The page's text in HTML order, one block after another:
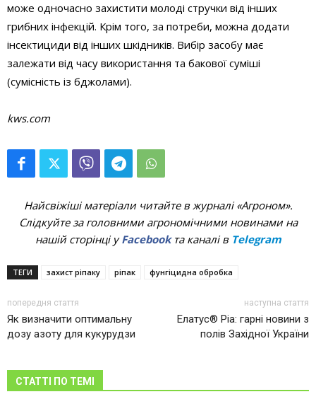
може одночасно захистити молоді стручки від інших
грибних інфекцій. Крім того, за потреби, можна додати
інсектициди від інших шкідників. Вибір засобу має
залежати від часу використання та бакової суміші
(сумісність із бджолами).
kws.com
Найсвіжіші матеріали читайте в журналі «Агроном».
Слідкуйте за головними агрономічними новинами на
нашій сторінці уFacebookта каналі в Telegram
ТЕГИ захист ріпаку ріпак фунгіцидна обробка
попередня стаття
Як визначити оптимальну
дозу азоту для кукурудзи
наступна стаття
Елатус® Ріа: гарні новини з
полів Західної України
СТАТТІ ПО ТЕМІ